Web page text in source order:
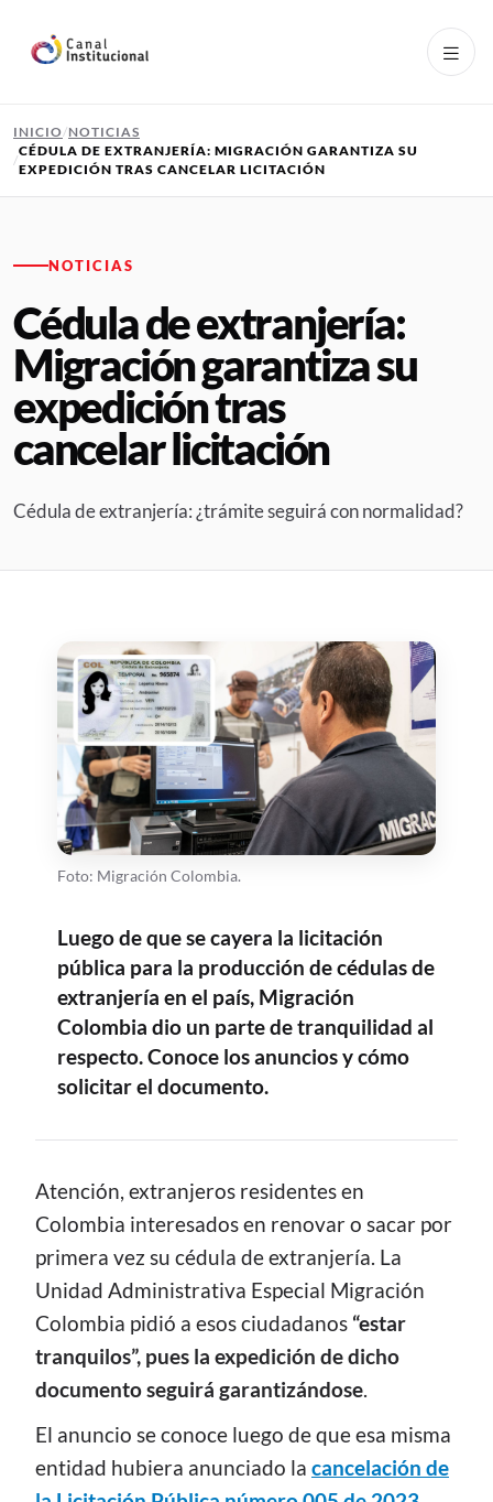
INICIO NOTICIAS
CÉDULA DE EXTRANJERÍA: MIGRACIÓN GARANTIZA SU
EXPEDICIÓN TRAS CANCELAR LICITACIÓN
NOTICIAS
Cédula de extranjería:
Migración garantiza su
expedición tras
cancelar licitación
Cédula de extranjería: ¿trámite seguirá con normalidad?
Foto: Migración Colombia.
Luego de que se cayera la licitación
pública para la producción de cédulas de
extranjería en el país, Migración
Colombia dio un parte de tranquilidad al
respecto. Conoce los anuncios y cómo
solicitar el documento.
CONTENIDO
Atención, extranjeros residentes en
Colombia interesados en renovar o sacar por
primera vez su cédula de extranjería. La
Unidad Administrativa Especial Migración
Colombia pidió a esos ciudadanos “estar
tranquilos”, pues la expedición de dicho
documento seguirá garantizándose.
El anuncio se conoce luego de que esa misma
entidad hubiera anunciado la cancelación de